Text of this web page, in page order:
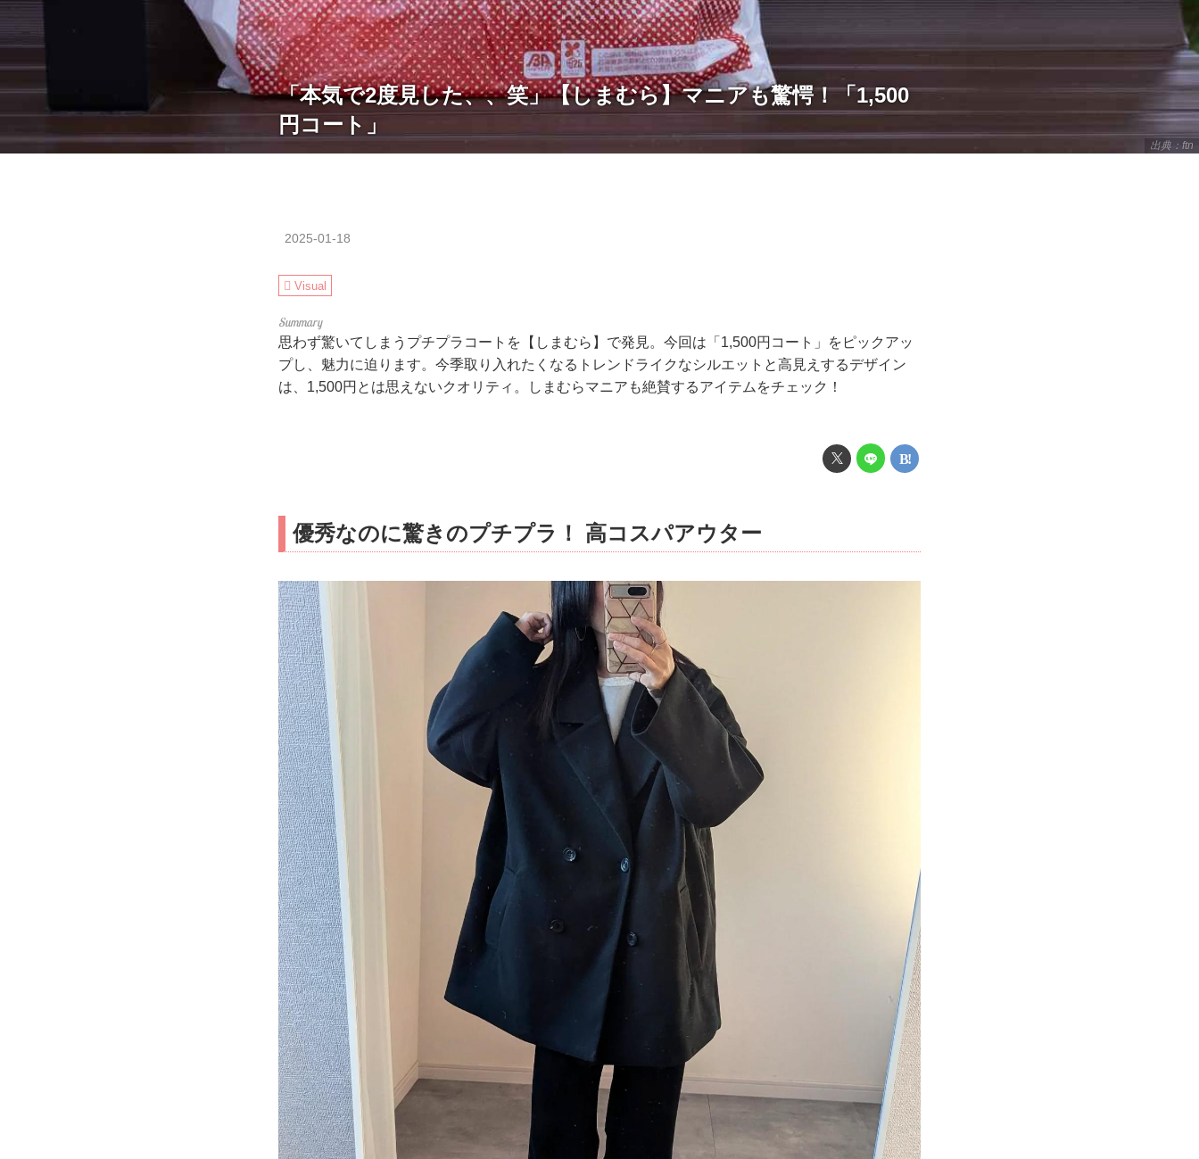
出典：ftn
「本気で2度見した、、笑」【しまむら】マニアも驚愕！「1,500
円コート」
2025-01-18
Visual
思わず驚いてしまうプチプラコートを【しまむら】で発見。今回は「1,500円コート」をピックアッ
プし、魅力に迫ります。今季取り入れたくなるトレンドライクなシルエットと高見えするデザイン
は、1,500円とは思えないクオリティ。しまむらマニアも絶賛するアイテムをチェック！
優秀なのに驚きのプチプラ！ 高コスパアウター